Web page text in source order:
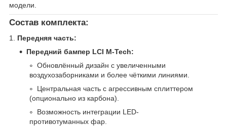
модели.
Состав комплекта:
1. Передняя часть:
Передний бампер LCI M-Tech:
Обновлённый дизайн с увеличенными
воздухозаборниками и более чёткими линиями.
Центральная часть с агрессивным сплиттером
(опционально из карбона).
Возможность интеграции LED-
противотуманных фар.